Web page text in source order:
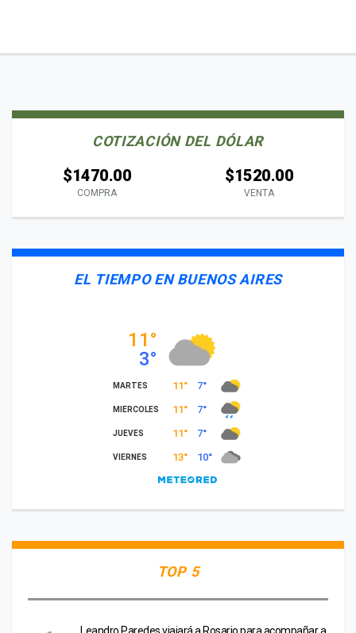
COTIZACIÓN DEL DÓLAR
$1470.00
COMPRA
$1520.00
VENTA
EL TIEMPO EN BUENOS AIRES
TOP 5